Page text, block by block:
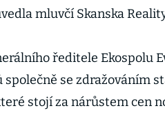
mluvčí Skanska
ředitele Ekospolu
se zdražováním
stojí za nárůstem cen